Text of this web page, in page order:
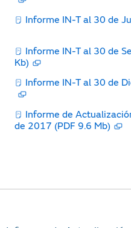
Informe IN-T al 30 de
Informe IN-T al 30 de
Kb)
Informe IN-T al 30 de
Informe de
de 2017 (PDF 9.6 Mb)